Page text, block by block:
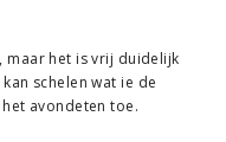
maar het is vrij duidelijk
schelen wat ie de
avondeten toe.